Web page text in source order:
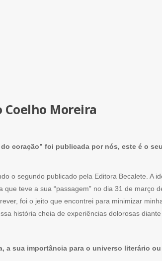
Moreira
coração” foi publicada por nós, este é o
o segundo publicado pela Editora Becalete. A
que teve a sua “passagem” no dia 31 de março
foi o jeito que encontrei para minimizar
história cheia de experiências dolorosas
a sua importância para o universo literário